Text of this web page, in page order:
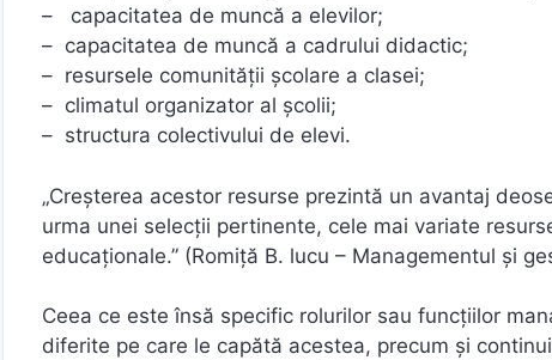
– capacitatea de muncă a elevilor;
– capacitatea de muncă a cadrului didactic;
– resursele comunităţii şcolare a clasei;
– climatul organizator al şcolii;
– structura colectivului de elevi.
„Creşterea acestor resurse prezintă un avantaj
urma unei selecţii pertinente, cele mai variate
educaţionale.” (Romiţă B. lucu – Managementul şi
Ceea ce este însă specific rolurilor sau funcţiilor
diferite pe care le capătă acestea, precum şi